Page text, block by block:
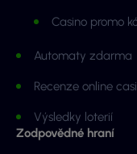
Casino promo
Automaty zdarma
Recenze online
Výsledky loterií
Zodpovědné hraní